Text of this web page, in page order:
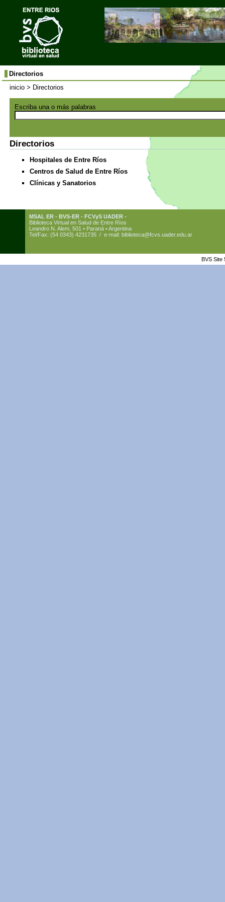
Directorios
inicio> Directorios
Escriba una o más palabras
Directorios
Hospitales de Entre Ríos
Centros de Salud de Entre Ríos
Clínicas y Sanatorios
MSAL ER - BVS-ER - FCVyS UADER -
Biblioteca Virtual en Salud de Entre Ríos
Leandro N. Alem, 501 • Paraná • Argentina
Tel/Fax: (54 0343) 4231735 / e-mail: biblioteca@fcvs.uader.edu.ar
BVS